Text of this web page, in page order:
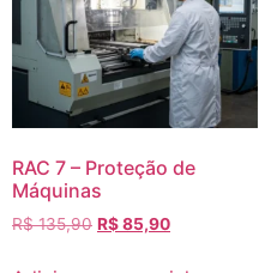
RAC 7 – Proteção de
Máquinas
R$135,90 R$85,90